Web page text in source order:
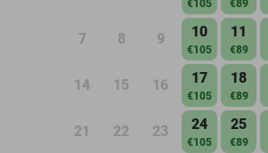
€105 €89
7 8 9 10
€105
11
€89
14 15 16 17
€105
18
€89
21 22 23 24
€105
25
€89